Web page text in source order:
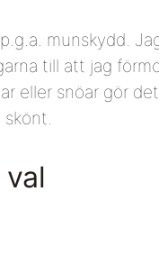
munskydd.
till att jag
eller snöar gör